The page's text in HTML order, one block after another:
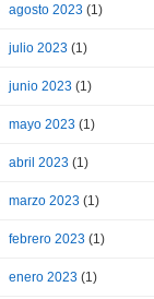
agosto 2023 (1)
julio 2023 (1)
junio 2023 (1)
mayo 2023 (1)
abril 2023 (1)
marzo 2023 (1)
febrero 2023 (1)
enero 2023 (1)